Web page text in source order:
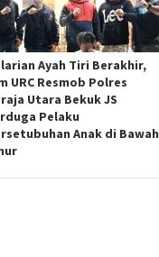
Ayah Tiri Berakhir,
URC Resmob Polres
Utara Bekuk JS
Pelaku
Anak di Bawah